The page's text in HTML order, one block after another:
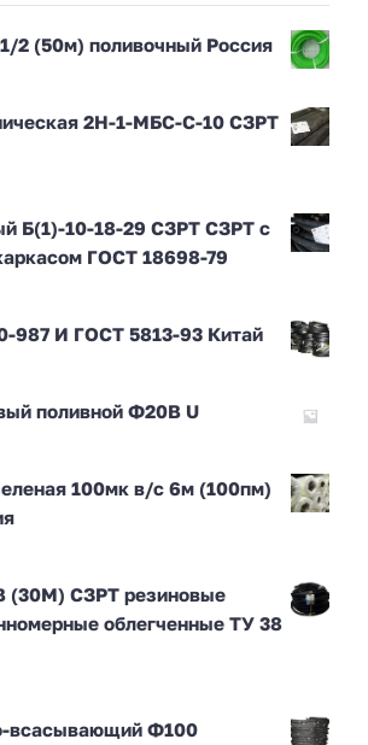
2 (50м) поливочный Россия
2Н-1-МБС-С-10 СЗРТ
Б(1)-10-18-29 СЗРТ СЗРТ с
ГОСТ 18698-79
987 И ГОСТ 5813-93 Китай
поливной Ф20В U
100мк в/с 6м (100пм)
(30М) СЗРТ резиновые
облегченные ТУ 38
всасывающий Ф100